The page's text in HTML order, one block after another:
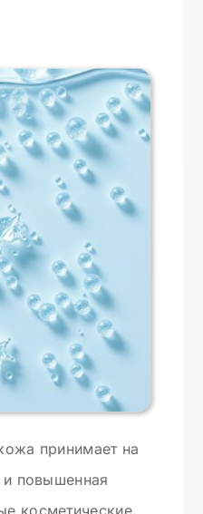
принимает на
повышенная